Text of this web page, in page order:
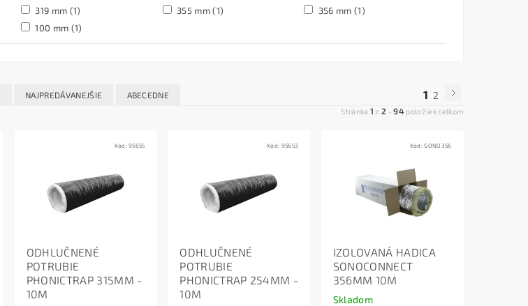
319 mm (1) 355 mm(1) 356 mm (1)
100 mm (1)
NAJPREDÁVANEJŠIE ABECEDNE 1 2
Stránka 1 z2 -94 položiek celkom
Kód:95655
ODHLUČNENÉ
POTRUBIE
PHONICTRAP 315MM -
10M
Kód: 95653
ODHLUČNENÉ
POTRUBIE
PHONICTRAP 254MM -
10M
Kód:SONO356
IZOLOVANÁ HADICA
SONOCONNECT
356MM 10M
Skladom